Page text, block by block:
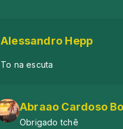
Alessandro Hepp
To na escuta
Abraao Cardoso
Obrigado tchê